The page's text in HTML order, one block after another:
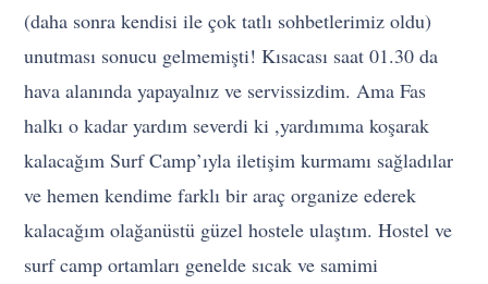
(daha sonra kendisi ile çok tatlı sohbetlerimiz oldu)
unutması sonucu gelmemişti! Kısacası saat 01.30 da
hava alanında yapayalnız ve servissizdim. Ama Fas
halkı o kadar yardım severdi ki ,yardımıma koşarak
kalacağım Surf Camp’ıyla iletişim kurmamı sağladılar
ve hemen kendime farklı bir araç organize ederek
kalacağım olağanüstü güzel hostele ulaştım. Hostel ve
surf camp ortamları genelde sıcak ve samimi